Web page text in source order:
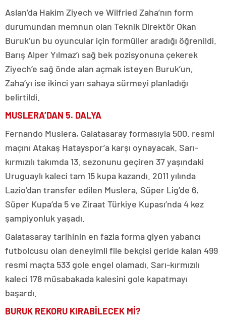
Aslan’da Hakim Ziyech ve Wilfried Zaha’nın form
durumundan memnun olan Teknik Direktör Okan
Buruk’un bu oyuncular için formüller aradığı öğrenildi.
Barış Alper Yılmaz’ı sağ bek pozisyonuna çekerek
Ziyech’e sağ önde alan açmak isteyen Buruk’un,
Zaha’yı ise ikinci yarı sahaya sürmeyi planladığı
belirtildi.
MUSLERA’DAN 5. DALYA
Fernando Muslera, Galatasaray formasıyla 500. resmi
maçını Atakaş Hatayspor’a karşı oynayacak. Sarı-
kırmızılı takımda 13. sezonunu geçiren 37 yaşındaki
Uruguaylı kaleci tam 15 kupa kazandı. 2011 yılında
Lazio’dan transfer edilen Muslera, Süper Lig’de 6,
Süper Kupa’da 5 ve Ziraat Türkiye Kupası’nda 4 kez
şampiyonluk yaşadı.
Galatasaray tarihinin en fazla forma giyen yabancı
futbolcusu olan deneyimli file bekçisi geride kalan 499
resmi maçta 533 gole engel olamadı. Sarı-kırmızılı
kaleci 178 müsabakada kalesini gole kapatmayı
başardı.
BURUK REKORU KIRABİLECEK Mİ?